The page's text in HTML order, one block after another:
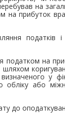
на
на прибуток
податків
на
у
обліку або
до